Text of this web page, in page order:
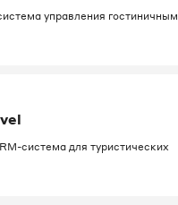
управления гостиничным
система для туристических